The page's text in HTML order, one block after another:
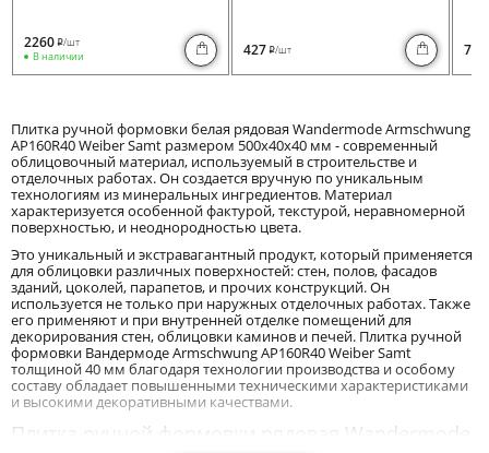
2260 i/шт
В наличии
427 i/шт 730
Плитка ручной формовки белая рядовая Wandermode Armschwung
AP160R40 Weiber Samt размером 500x40x40 мм - современный
облицовочный материал, используемый в строительстве и
отделочных работах. Он создается вручную по уникальным
технологиям из минеральных ингредиентов. Материал
характеризуется особенной фактурой, текстурой, неравномерной
поверхностью, и неоднородностью цвета.
Это уникальный и экстравагантный продукт, который применяется
для облицовки различных поверхностей: стен, полов, фасадов
зданий, цоколей, парапетов, и прочих конструкций. Он
используется не только при наружных отделочных работах. Также
его применяют и при внутренней отделке помещений для
декорирования стен, облицовки каминов и печей. Плитка ручной
формовки Вандермоде Armschwung AP160R40 Weiber Samt
толщиной 40 мм благодаря технологии производства и особому
составу обладает повышенными техническими характеристиками
и высокими декоративными качествами.
Плитка ручной формовки рядовая Wandermode